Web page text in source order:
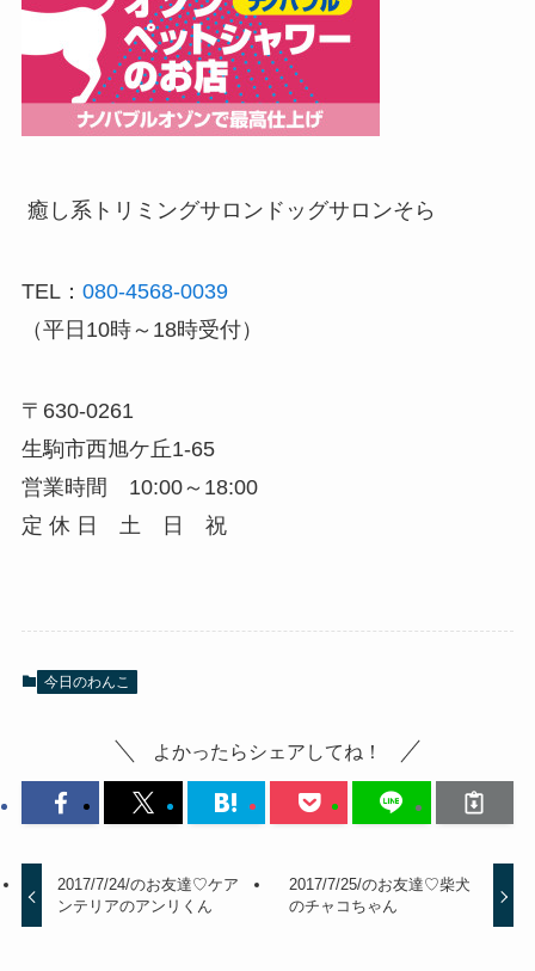
癒し系トリミングサロン ドッグサロンそら
TEL： 080-4568-0039
（平日10時～18時受付）
〒630-0261
生駒市西旭ケ丘1-65
営業時間 10:00～18:00
定 休 日 土 日 祝
今日のわんこ
よかったらシェアしてね！
2017/7/24/のお友達♡ケア
ンテリアのアンリくん
2017/7/25/のお友達♡柴犬
のチャコちゃん